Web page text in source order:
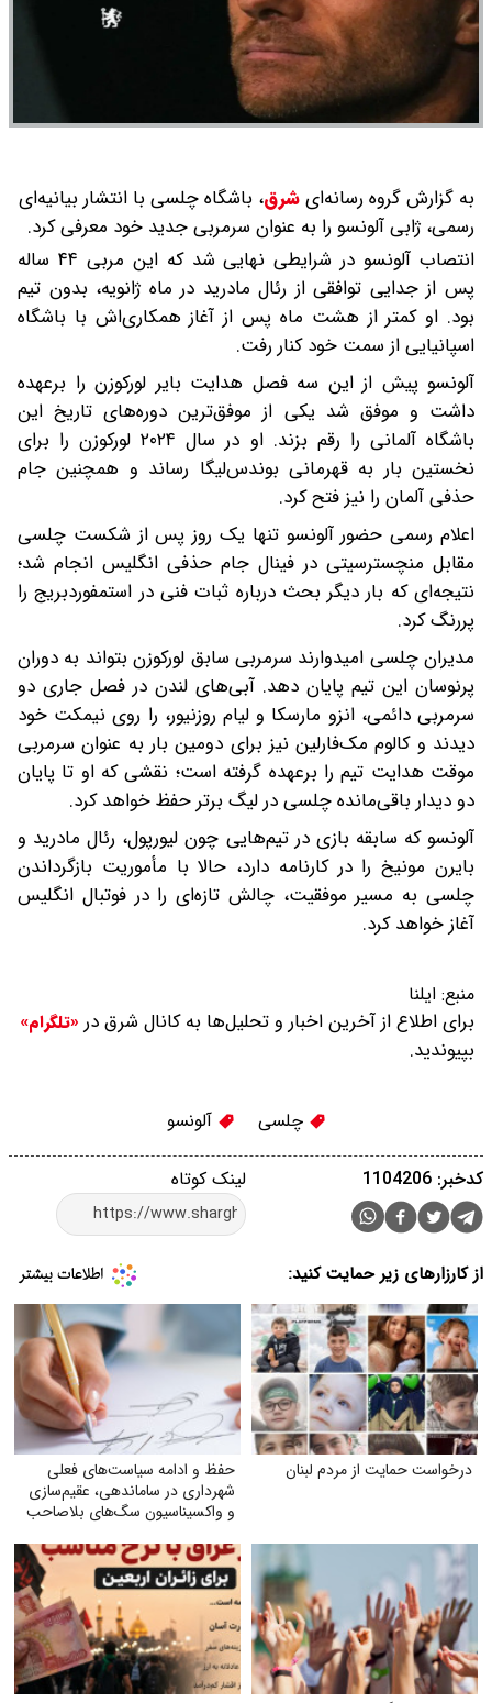
به گزارش گروه رسانه‌ایشرق، باشگاه چلسی با انتشار بیانیه‌ای
رسمی، ژابی آلونسو را به عنوان سرمربی جدید خود معرفی کرد.
انتصاب آلونسو در شرایطی نهایی شد که این مربی ۴۴ ساله
پس از جدایی توافقی از رئال مادرید در ماه ژانویه، بدون تیم
بود. او کمتر از هشت ماه پس از آغاز همکاری‌اش با باشگاه
اسپانیایی از سمت خود کنار رفت.
آلونسو پیش از این سه فصل هدایت بایر لورکوزن را برعهده
داشت و موفق شد یکی از موفق‌ترین دوره‌های تاریخ این
باشگاه آلمانی را رقم بزند. او در سال ۲۰۲۴ لورکوزن را برای
نخستین بار به قهرمانی بوندس‌لیگا رساند و همچنین جام
حذفی آلمان را نیز فتح کرد.
اعلام رسمی حضور آلونسو تنها یک روز پس از شکست چلسی
مقابل منچسترسیتی در فینال جام حذفی انگلیس انجام شد؛
نتیجه‌ای که بار دیگر بحث درباره ثبات فنی در استمفوردبریج را
پررنگ کرد.
مدیران چلسی امیدوارند سرمربی سابق لورکوزن بتواند به دوران
پرنوسان این تیم پایان دهد. آبی‌های لندن در فصل جاری دو
سرمربی دائمی، انزو مارسکا و لیام روزنیور، را روی نیمکت خود
دیدند و کالوم مک‌فارلین نیز برای دومین بار به عنوان سرمربی
موقت هدایت تیم را برعهده گرفته است؛ نقشی که او تا پایان
دو دیدار باقی‌مانده چلسی در لیگ برتر حفظ خواهد کرد.
آلونسو که سابقه بازی در تیم‌هایی چون لیورپول، رئال مادرید و
بایرن مونیخ را در کارنامه دارد، حالا با مأموریت بازگرداندن
چلسی به مسیر موفقیت، چالش تازه‌ای را در فوتبال انگلیس
آغاز خواهد کرد.
منبع: ایلنا
برای اطلاع از آخرین اخبار و تحلیل‌ها به کانال شرق در «تلگرام»
بپیوندید.
چلسی آلونسو
لینک کوتاه کدخبر: 1104206
از کارزارهای زیر حمایت کنید:
درخواست حمایت از مردم لبنان
حفظ و ادامه سیاست‌های فعلی
شهرداری در ساماندهی، عقیم‌سازی
و واکسیناسیون سگ‌های بلاصاحب